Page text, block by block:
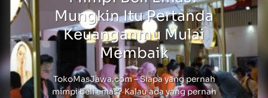
Mungkin Itu Pertanda
Keuanganmu Mulai
Membaik
TokoMasJawa.com – Siapa yang pernah
mimpi beli emas? Kalau ada yang pernah